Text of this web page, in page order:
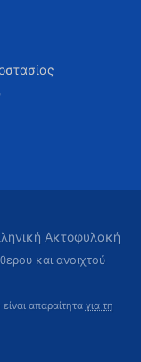
Ακτοφυλακή
και ανοιχτού
απαραίτητα για τη